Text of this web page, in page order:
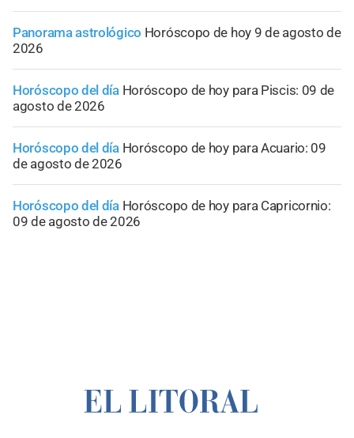
Panorama astrológico Horóscopo de hoy 9 de agosto de
2026
Horóscopo del día Horóscopo de hoy para Piscis: 09 de
agosto de 2026
Horóscopo del día Horóscopo de hoy para Acuario: 09
de agosto de 2026
Horóscopo del día Horóscopo de hoy para Capricornio:
09 de agosto de 2026